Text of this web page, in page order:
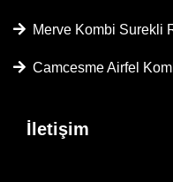
Merve Kombi Surekli
Camcesme Airfel
İletişim